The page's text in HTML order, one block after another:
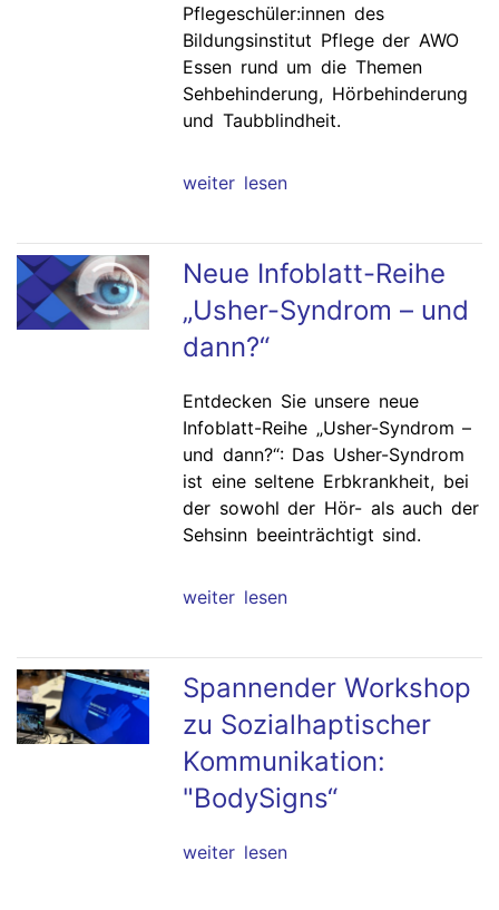
Pflegeschüler:innen des
Bildungsinstitut Pflege der AWO
Essen rund um die Themen
Sehbehinderung, Hörbehinderung
und Taubblindheit.
weiter lesen
Neue Infoblatt-Reihe
„Usher-Syndrom – und
dann?“
Entdecken Sie unsere neue
Infoblatt-Reihe „Usher-Syndrom –
und dann?“: Das Usher-Syndrom
ist eine seltene Erbkrankheit, bei
der sowohl der Hör- als auch der
Sehsinn beeinträchtigt sind.
weiter lesen
Spannender Workshop
zu Sozialhaptischer
Kommunikation:
"BodySigns“
weiter lesen